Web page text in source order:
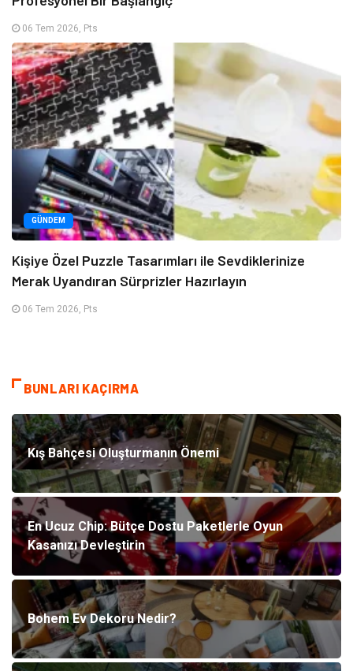
06 Tem 2026, Pts
GÜNDEM
Kişiye Özel Puzzle Tasarımları ile Sevdiklerinize
Merak Uyandıran Sürprizler Hazırlayın
06 Tem 2026, Pts
BUNLARI KAÇIRMA
Kış Bahçesi Oluşturmanın Önemi
En Ucuz Chip: Bütçe Dostu Paketlerle Oyun
Kasanızı Devleştirin
Bohem Ev Dekoru Nedir?